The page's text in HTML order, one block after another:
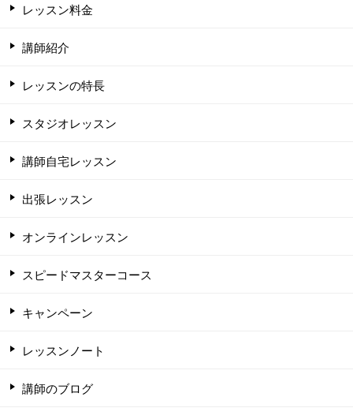
レッスン料金
講師紹介
レッスンの特長
スタジオレッスン
講師自宅レッスン
出張レッスン
オンラインレッスン
スピードマスターコース
キャンペーン
レッスンノート
講師のブログ